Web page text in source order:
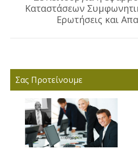
Next
post:
Καταστάσεων
Ερωτήσεις και
Σας Προτείνουμε